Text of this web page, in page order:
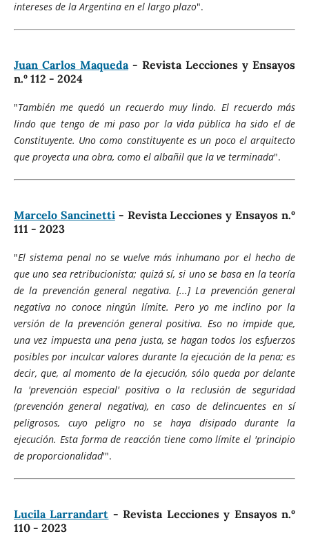
intereses de la Argentina en el largo plazo".
Juan Carlos Maqueda- Revista Lecciones y Ensayos
n.º 112 - 2024
"También me quedó un recuerdo muy lindo. El recuerdo más
lindo que tengo de mi paso por la vida pública ha sido el de
Constituyente. Uno como constituyente es un poco el arquitecto
que proyecta una obra, como el albañil que la ve terminada".
Marcelo Sancinetti- Revista Lecciones y Ensayos n.º
111 - 2023
"El sistema penal no se vuelve más inhumano por el hecho de
que uno sea retribucionista; quizá sí, si uno se basa en la teoría
de la prevención general negativa. [...] La prevención general
negativa no conoce ningún límite. Pero yo me inclino por la
versión de la prevención general positiva. Eso no impide que,
una vez impuesta una pena justa, se hagan todos los esfuerzos
posibles por inculcar valores durante la ejecución de la pena; es
decir, que, al momento de la ejecución, sólo queda por delante
la 'prevención especial' positiva o la reclusión de seguridad
(prevención general negativa), en caso de delincuentes en sí
peligrosos, cuyo peligro no se haya disipado durante la
ejecución. Esta forma de reacción tiene como límite el 'principio
de proporcionalidad'".
Lucila Larrandart - Revista Lecciones y Ensayos n.º
110 - 2023